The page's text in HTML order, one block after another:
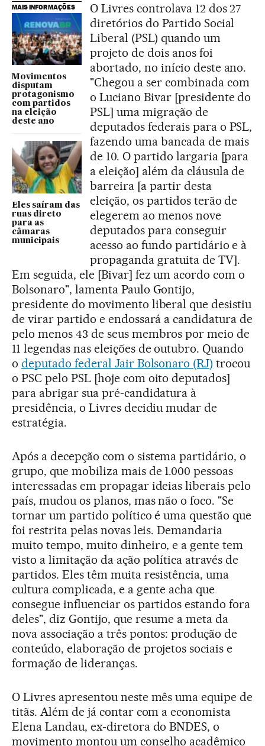
MAIS INFORMAÇÕES
Movimentos
disputam
protagonismo
com partidos
na eleição
deste ano
Eles saíram das
ruas direto
para as
câmaras
municipais
O Livres controlava 12 dos 27
diretórios do Partido Social
Liberal (PSL) quando um
projeto de dois anos foi
abortado, no início deste ano.
"Chegou a ser combinada com
o Luciano Bivar [presidente do
PSL] uma migração de
deputados federais para o PSL,
fazendo uma bancada de mais
de 10. O partido largaria [para
a eleição] além da cláusula de
barreira [a partir desta
eleição, os partidos terão de
elegerem ao menos nove
deputados para conseguir
acesso ao fundo partidário e à
propaganda gratuita de TV].
Em seguida, ele [Bivar] fez um acordo com o
Bolsonaro", lamenta Paulo Gontijo,
presidente do movimento liberal que desistiu
de virar partido e endossará a candidatura de
pelo menos 43 de seus membros por meio de
11 legendas nas eleições de outubro. Quando
o deputado federal Jair Bolsonaro (RJ) trocou
o PSC pelo PSL [hoje com oito deputados]
para abrigar sua pré-candidatura à
presidência, o Livres decidiu mudar de
estratégia.
Após a decepção com o sistema partidário, o
grupo, que mobiliza mais de 1.000 pessoas
interessadas em propagar ideias liberais pelo
país, mudou os planos, mas não o foco. "Se
tornar um partido político é uma questão que
foi restrita pelas novas leis. Demandaria
muito tempo, muito dinheiro, e a gente tem
visto a limitação da ação política através de
partidos. Eles têm muita resistência, uma
cultura complicada, e a gente acha que
consegue influenciar os partidos estando fora
deles", diz Gontijo, que resume a meta da
nova associação a três pontos: produção de
conteúdo, elaboração de projetos sociais e
formação de lideranças.
O Livres apresentou neste mês uma equipe de
titãs. Além de já contar com a economista
Elena Landau, ex-diretora do BNDES, o
movimento montou um conselho acadêmico